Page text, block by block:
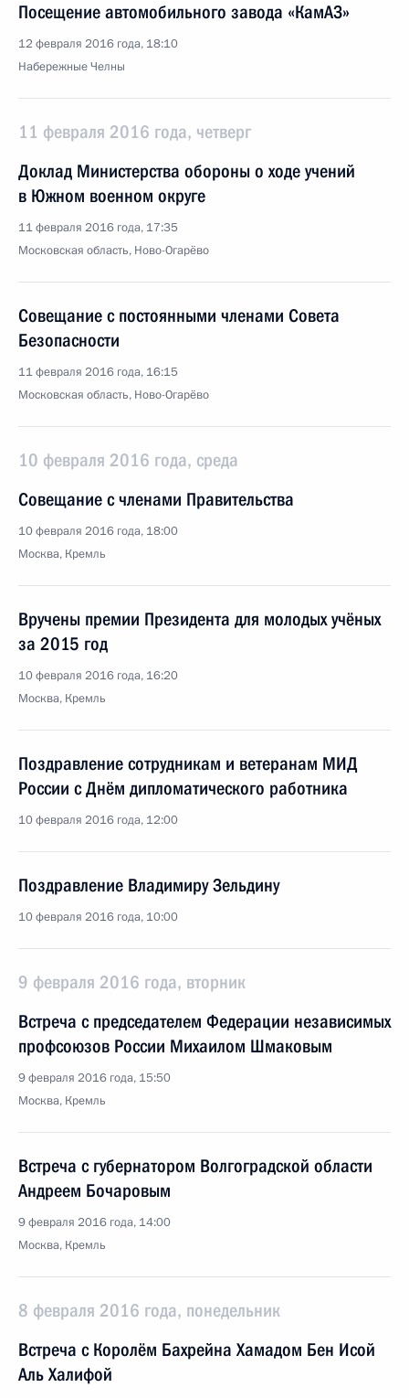
Посещение автомобильного завода «КамАЗ»
12 февраля 2016 года, 18:10
Набережные Челны
11 февраля 2016 года, четверг
Доклад Министерства обороны о ходе учений
в Южном военном округе
11 февраля 2016 года, 17:35
Московская область, Ново-Огарёво
Совещание с постоянными членами Совета
Безопасности
11 февраля 2016 года, 16:15
Московская область, Ново-Огарёво
10 февраля 2016 года, среда
Совещание с членами Правительства
10 февраля 2016 года, 18:00
Москва, Кремль
Вручены премии Президента для молодых учёных
за 2015 год
10 февраля 2016 года, 16:20
Москва, Кремль
Поздравление сотрудникам и ветеранам МИД
России с Днём дипломатического работника
10 февраля 2016 года, 12:00
Поздравление Владимиру Зельдину
10 февраля 2016 года, 10:00
9 февраля 2016 года, вторник
Встреча с председателем Федерации независимых
профсоюзов России Михаилом Шмаковым
9 февраля 2016 года, 15:50
Москва, Кремль
Встреча с губернатором Волгоградской области
Андреем Бочаровым
9 февраля 2016 года, 14:00
Москва, Кремль
8 февраля 2016 года, понедельник
Встреча с Королём Бахрейна Хамадом Бен Исой
Аль Халифой